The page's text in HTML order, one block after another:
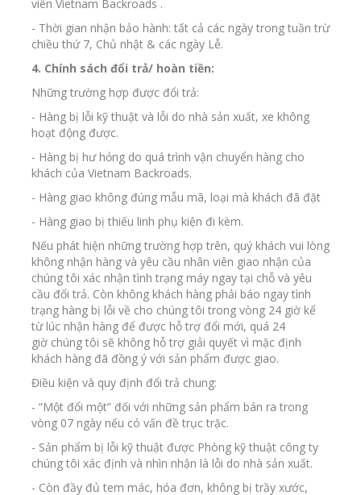
viên Vietnam Backroads .
- Thời gian nhận bảo hành: tất cả các ngày trong tuần trừ
chiều thứ 7, Chủ nhật & các ngày Lễ.
4. Chính sách đổi trả/ hoàn tiền:
Những trường hợp được đổi trả:
- Hàng bị lỗi kỹ thuật và lỗi do nhà sản xuất, xe không
hoạt động được.
- Hàng bị hư hỏng do quá trình vận chuyển hàng cho
khách của Vietnam Backroads.
- Hàng giao không đúng mẫu mã, loại mà khách đã đặt
- Hàng giao bị thiếu linh phụ kiện đi kèm.
Nếu phát hiện những trường hợp trên, quý khách vui lòng
không nhận hàng và yêu cầu nhân viên giao nhận của
chúng tôi xác nhận tình trạng máy ngay tại chỗ và yêu
cầu đổi trả. Còn không khách hàng phải báo ngay tình
trạng hàng bị lỗi về cho chúng tôi trong vòng 24 giờ kể
từ lúc nhận hàng để được hỗ trợ đổi mới, quá 24
giờ chúng tôi sẽ không hỗ trợ giải quyết vì mặc định
khách hàng đã đồng ý với sản phẩm được giao.
Điều kiện và quy định đổi trả chung:
- “Một đổi một” đối với những sản phẩm bán ra trong
vòng 07 ngày nếu có vấn đề trục trặc.
- Sản phẩm bị lỗi kỹ thuật được Phòng kỹ thuật công ty
chúng tôi xác định và nhìn nhận là lỗi do nhà sản xuất.
- Còn đầy đủ tem mác, hóa đơn, không bị trầy xước,